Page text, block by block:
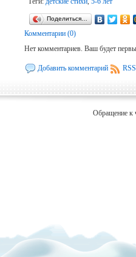
Поделиться…
Комментарии (0)
Нет комментариев. Ваш будет
Добавить комментарий
Обращение к